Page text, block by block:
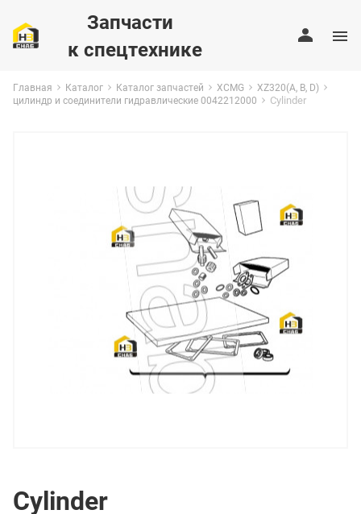
Запчасти
к спецтехнике
Главная Каталог Каталог запчастей XCMG
XZ320(A, B, D)
цилиндр и соединители гидравлические 0042212000
Cylinder
Cylinder